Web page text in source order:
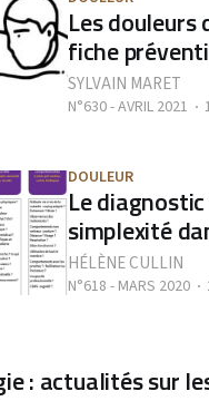
Les
fiche
SYLVAIN MARET
N°630 - AVRIL 2021
DOULEUR
Le
simplexité
HÉLÈNE CULLIN
N°618 - MARS 2020
: actualités sur